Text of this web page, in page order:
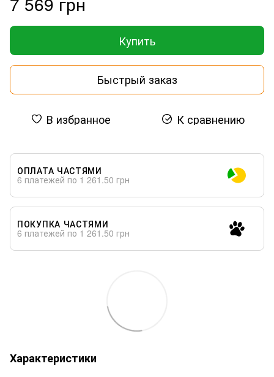
Купить
Быстрый заказ
В избранное К сравнению
ОПЛАТА ЧАСТЯМИ
6 платежей по 1 261.50 грн
ПОКУПКА ЧАСТЯМИ
6 платежей по 1 261.50 грн
Характеристики